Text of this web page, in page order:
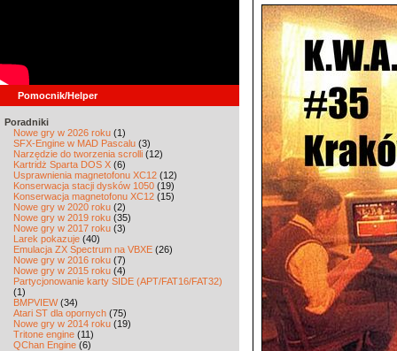
Pomocnik/Helper
Poradniki
Nowe gry w 2026 roku (1)
SFX-Engine w MAD Pascalu (3)
Narzędzie do tworzenia scrolli (12)
Kartridż Sparta DOS X (6)
Usprawnienia magnetofonu XC12 (12)
Konserwacja stacji dysków 1050 (19)
Konserwacja magnetofonu XC12 (15)
Nowe gry w 2020 roku (2)
Nowe gry w 2019 roku (35)
Nowe gry w 2017 roku (3)
Larek pokazuje (40)
Emulacja ZX Spectrum na VBXE (26)
Nowe gry w 2016 roku (7)
Nowe gry w 2015 roku (4)
Partycjonowanie karty SIDE (APT/FAT16/FAT32)
(1)
BMPVIEW(34)
Atari ST dla opornych (75)
Nowe gry w 2014 roku (19)
Tritone engine (11)
QChan Engine (6)